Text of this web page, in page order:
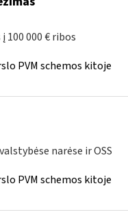
000 € ribos
PVM schemos kitoje
narėse ir OSS
PVM schemos kitoje